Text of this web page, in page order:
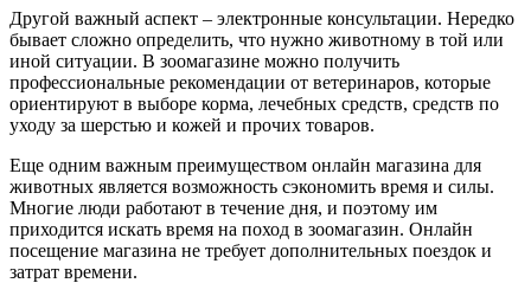
Другой важный аспект – электронные консультации. Нередко
бывает сложно определить, что нужно животному в той или
иной ситуации. В зоомагазине можно получить
профессиональные рекомендации от ветеринаров, которые
ориентируют в выборе корма, лечебных средств, средств по
уходу за шерстью и кожей и прочих товаров.
Еще одним важным преимуществом онлайн магазина для
животных является возможность сэкономить время и силы.
Многие люди работают в течение дня, и поэтому им
приходится искать время на поход в зоомагазин. Онлайн
посещение магазина не требует дополнительных поездок и
затрат времени.